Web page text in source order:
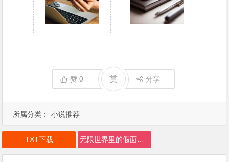
所属分类： 小说推荐
赞0 赏 分享
TXT下载 无限世界里的假面骑士.TXT下载